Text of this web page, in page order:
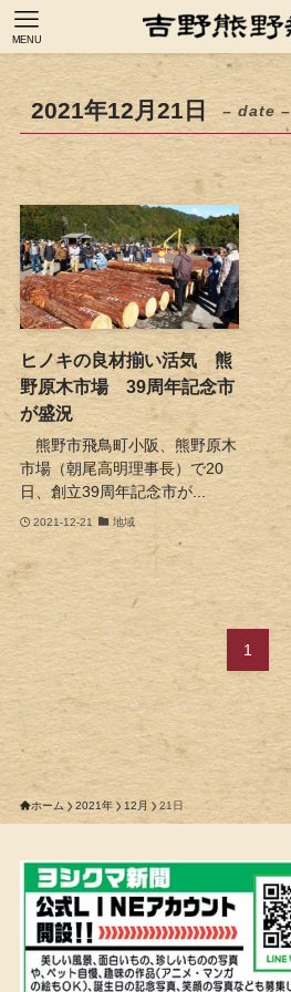
MENU
2021年12月21日 – date –
ヒノキの良材揃い活気 熊
野原木市場 39周年記念市
が盛況
熊野市飛鳥町小阪、熊野原木
市場（朝尾高明理事長）で20
日、創立39周年記念市が...
2021-12-21 地域
1
ホーム 2021年 12月 21日